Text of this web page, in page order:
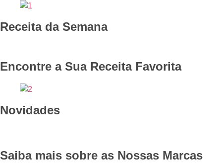
Receita da Semana
Encontre a Sua Receita Favorita
Novidades
Saiba mais sobre as Nossas Marcas